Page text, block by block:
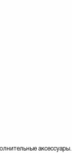
аксессуары.